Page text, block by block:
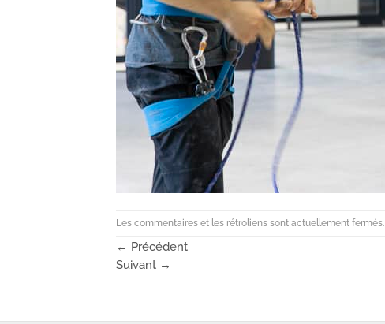
Les commentaires et les rétroliens sont actuellement fermés.
← Précédent
Suivant →